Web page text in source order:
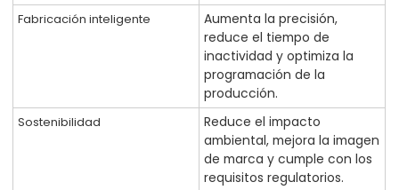
Fabricación inteligente
Aumenta la precisión,
reduce el tiempo de
inactividad y optimiza la
programación de la
producción.
Sostenibilidad
Reduce el impacto
ambiental, mejora la imagen
de marca y cumple con los
requisitos regulatorios.